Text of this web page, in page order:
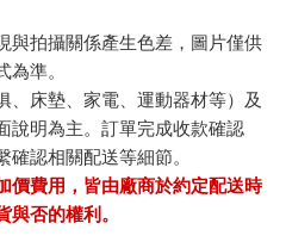
與拍攝關係產生色差，圖片僅供
準。
、床墊、家電、運動器材等）及
說明為主。訂單完成收款確認
認相關配送等細節。
價費用，皆由廠商於約定配送時
否的權利。